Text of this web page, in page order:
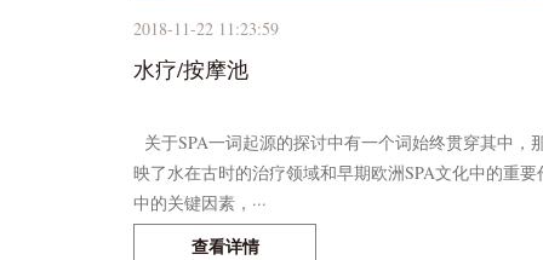
2018-11-22 11:23:59
水疗/按摩池
关于SPA一词起源的探讨中有一个词始终贯穿其中，
映了水在古时的治疗领域和早期欧洲SPA文化中的重要
中的关键因素，···
查看详情